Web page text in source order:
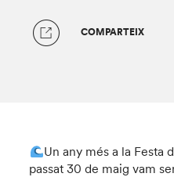
COMPARTEIX
Un any més a la Festa
passat 30 de maig vam